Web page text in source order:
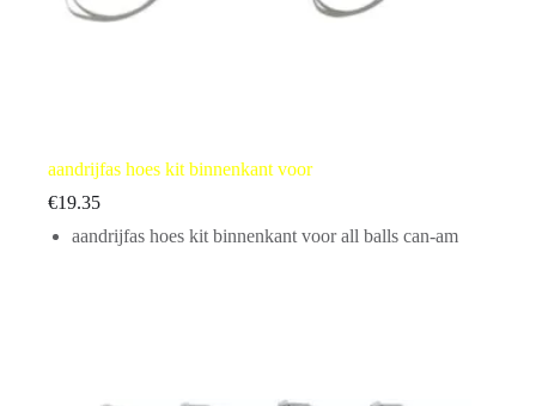
aandrijfas hoes kit binnenkant voor
€19.35
aandrijfas hoes kit binnenkant voor all balls can-am